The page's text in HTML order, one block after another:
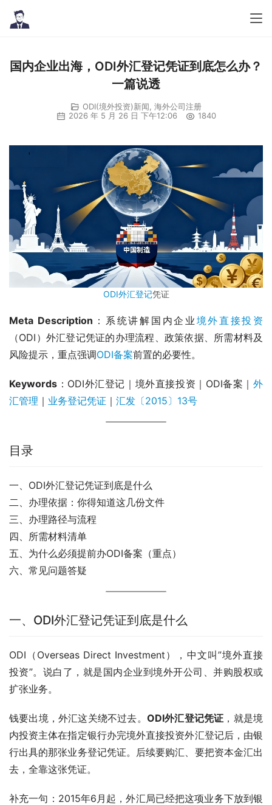
国内企业出海，ODI外汇登记凭证到底怎么办？
一篇说透
ODI(境外投资)新闻 海外公司注册
2026 年 5 月 26 日 下午12:06
1840
ODI外汇登记凭证
Meta Description ：系统讲解国内企业 境外直接投资
（ODI）外汇登记凭证的办理流程、政策依据、所需材料及
风险提示，重点强调ODI备案前置的必要性。
Keywords ：ODI外汇登记｜境外直接投资｜ODI备案｜ 外
汇管理 ｜ 业务登记凭证 ｜ 汇发〔2015〕13号
目录
一、ODI外汇登记凭证到底是什么
二、办理依据：你得知道这几份文件
三、办理路径与流程
四、所需材料清单
五、为什么必须提前办ODI备案（重点）
六、常见问题答疑
一、ODI外汇登记凭证到底是什么
ODI（Overseas Direct Investment），中文叫”境外直接
投资”。说白了，就是国内企业到境外开公司、并购股权或
扩张业务。
钱要出境，外汇这关绕不过去。 ODI外汇登记凭证 ，就是境
内投资主体在指定银行办完境外直接投资外汇登记后，由银
行出具的那张业务登记凭证。后续要购汇、要把资本金汇出
去，全靠这张凭证。
补充一句：2015年6月起，外汇局已经把这项业务下放到银